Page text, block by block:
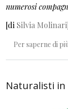
numerosi
[di Silvia Molinari
Per saperne di
Naturalisti in